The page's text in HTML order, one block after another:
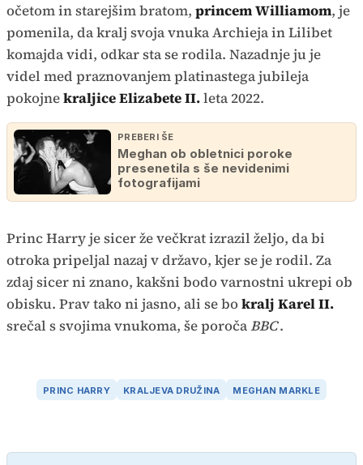
očetom in starejšim bratom, princem Williamom, je
pomenila, da kralj svoja vnuka Archieja in Lilibet
komajda vidi, odkar sta se rodila. Nazadnje ju je
videl med praznovanjem platinastega jubileja
pokojnekraljice Elizabete II.leta 2022.
PREBERI ŠE
Meghan ob obletnici poroke
presenetila s še nevidenimi
fotografijami
Princ Harry je sicer že večkrat izrazil željo, da bi
otroka pripeljal nazaj v državo, kjer se je rodil. Za
zdaj sicer ni znano, kakšni bodo varnostni ukrepi ob
obisku. Prav tako ni jasno, ali se bokralj Karel II.
srečal s svojima vnukoma, še poročaBBC.
PRINC HARRY KRALJEVA DRUŽINA MEGHAN MARKLE